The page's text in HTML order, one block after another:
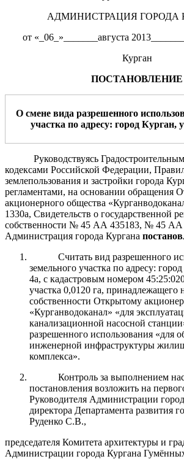
АДМИНИСТРАЦИЯ ГОРОДА
от «_06_»_______августа
Курган
ПОСТАНОВЛЕНИЕ
О смене вида разрешенного
участка по адресу: город Курган,
Руководствуясь
кодексами Российской Федерации,
землепользования и застройки города
регламентами, на основании обращения
акционерного общества
1330а, Свидетельств о государственной
собственности № 45 АА 435183, № 45 АА
Администрация города Кургана
Считать вид разрешенного
земельного участка по адресу:
4а, с кадастровым номером
участка 0,0120 га, принадлежащего
собственности Открытому
«Курганводоканал» «для
канализационной насосной
разрешенного использования «для
инженерной инфраструктуры
комплекса».
Контроль за выполнением
постановления возложить на
Руководителя Администрации
директора Департамента развития
Руденко С.В.,
председателя Комитета архитектуры и
Администрации города Кургана